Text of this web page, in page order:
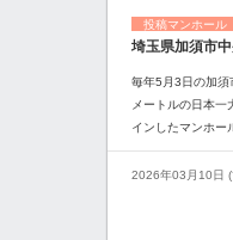
投稿マンホール
埼玉県加須市
毎年5月3日の加
メートルの日本
インしたマンホー
2026年03月10日 (